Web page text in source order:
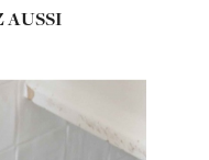
AUSSI